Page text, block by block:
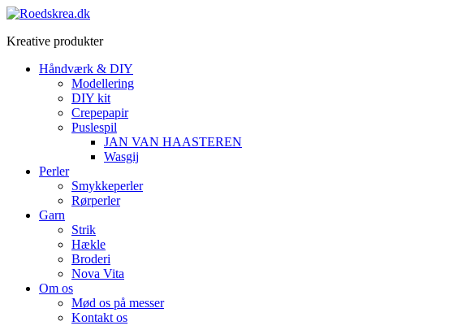
Videre
indhold
Kreative produkter
Håndværk & DIY
Modellering
DIY kit
Crepepapir
Puslespil
JAN VAN HAASTEREN
Wasgij
Perler
Smykkeperler
Rørperler
Garn
Strik
Hækle
Broderi
Nova Vita
Om os
Mød os på messer
Kontakt os